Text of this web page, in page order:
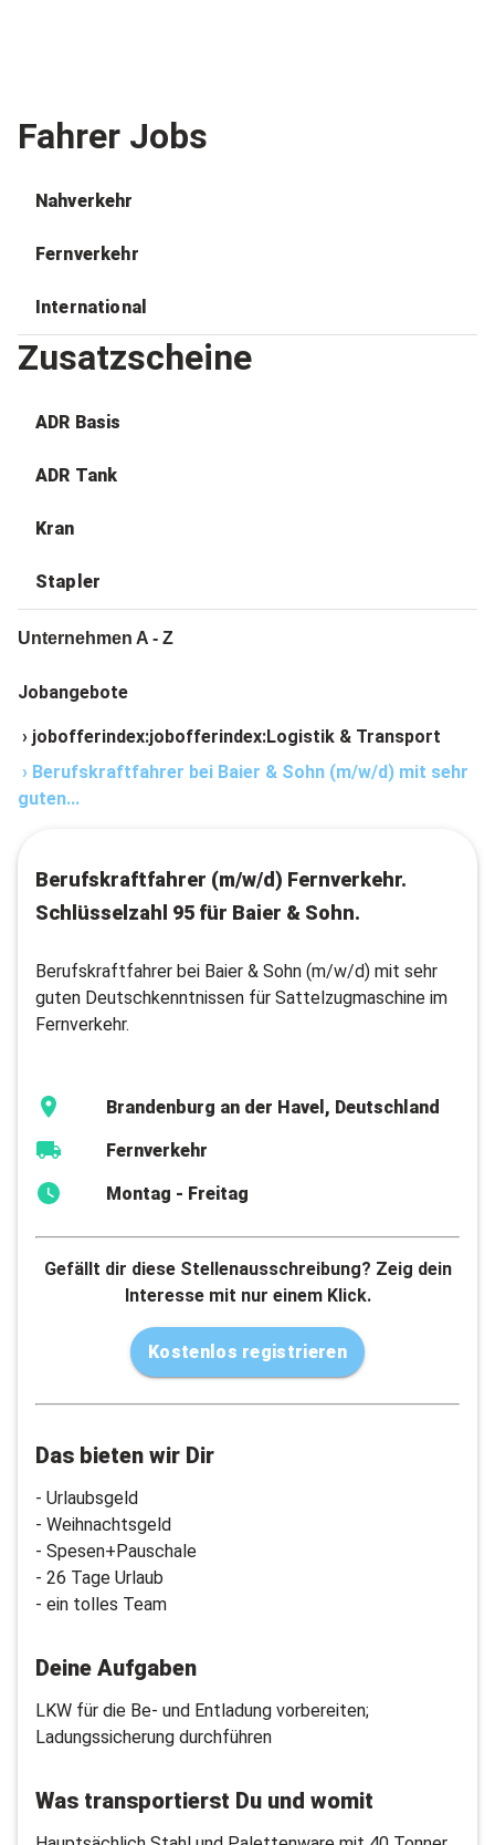
Fahrer Jobs
Nahverkehr
Fernverkehr
International
Zusatzscheine
ADR Basis
ADR Tank
Kran
Stapler
Unternehmen A - Z
Jobangebote
› jobofferindex:jobofferindex:Logistik & Transport
› Berufskraftfahrer bei Baier & Sohn (m/w/d) mit sehr
guten...
Berufskraftfahrer (m/w/d) Fernverkehr.
Schlüsselzahl 95 für Baier & Sohn.
Berufskraftfahrer bei Baier & Sohn (m/w/d) mit sehr
guten Deutschkenntnissen für Sattelzugmaschine im
Fernverkehr.
Brandenburg an der Havel, Deutschland
Fernverkehr
Montag - Freitag
Gefällt dir diese Stellenausschreibung? Zeig dein
Interesse mit nur einem Klick.
Kostenlos registrieren
Das bieten wir Dir
- Urlaubsgeld
- Weihnachtsgeld
- Spesen+Pauschale
- 26 Tage Urlaub
- ein tolles Team
Deine Aufgaben
LKW für die Be- und Entladung vorbereiten;
Ladungssicherung durchführen
Was transportierst Du und womit